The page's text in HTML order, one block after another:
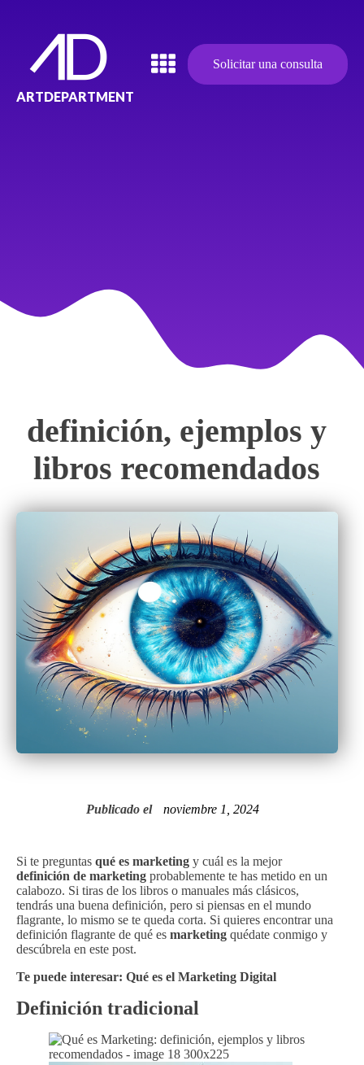
ARTDEPARTMENT
Solicitar una consulta
definición, ejemplos y
libros recomendados
Publicado el noviembre 1, 2024
Si te preguntas qué es marketing y cuál es la mejor
definición de marketing probablemente te has metido en un
calabozo. Si tiras de los libros o manuales más clásicos,
tendrás una buena definición, pero si piensas en el mundo
flagrante, lo mismo se te queda corta. Si quieres encontrar una
definición flagrante de qué es marketing quédate conmigo y
descúbrela en este post.
Te puede interesar: Qué es el Marketing Digital
Definición tradicional